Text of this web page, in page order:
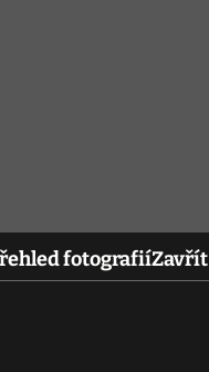
fotografiíZavřít